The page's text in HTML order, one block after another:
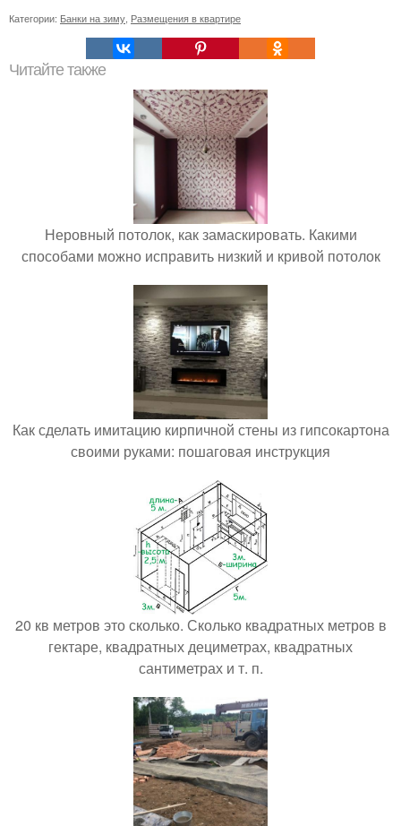
Категории: Банки на зиму Размещения в квартире
Читайте также
Неровный потолок, как замаскировать. Какими
способами можно исправить низкий и кривой потолок
Как сделать имитацию кирпичной стены из гипсокартона
своими руками: пошаговая инструкция
20 кв метров это сколько. Сколько квадратных метров в
гектаре, квадратных дециметрах, квадратных
сантиметрах и т. п.